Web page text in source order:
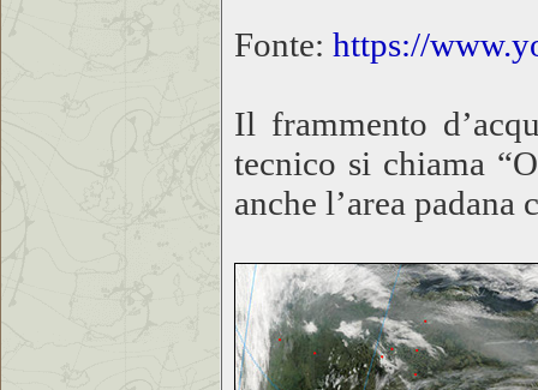
Fonte: https://
Il frammento
tecnico si chiama
anche l’area